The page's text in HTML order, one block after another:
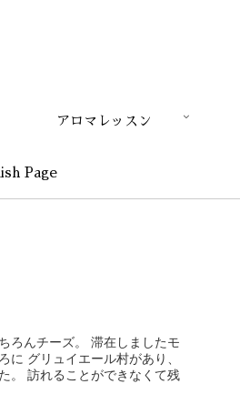
アロマレッスン
Page
ろんチーズ。 滞在しましたモ
に グリュイエール村があり、
。 訪れることができなくて残